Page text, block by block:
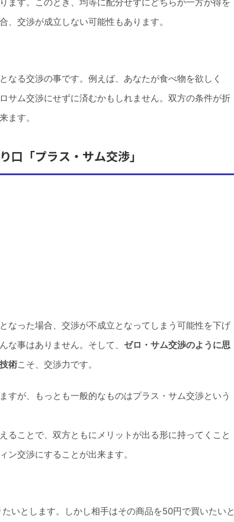
交渉が成立しない可能性もあります。
なる交渉の事です。例えば、あなたが食べ物を欲しく
サム交渉にせずに済むかもしれません。双方の条件が折
ます。
口「プラス・サム交渉」
なった場合、交渉が不成立となってしまう可能性を下げ
な事はありません。そして、 ゼロ・サム交渉のように思
術こそ、交渉力です。
すが、もっとも一般的なものはプラス・サム交渉という
ることで、双方ともにメリットが出る形に持ってくこと
ン交渉にすることが出来ます。
いとします。しかし相手はその商品を50円で買いたいと